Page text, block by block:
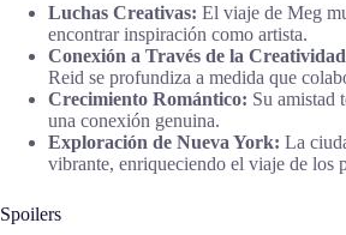
Luchas Creativas: El viaje de Meg
encontrar inspiración como artista.
Conexión a Través de la
Reid se profundiza a medida que
Crecimiento Romántico: Su amistad
una conexión genuina.
Exploración de Nueva York: La
vibrante, enriqueciendo el viaje de los
Spoilers